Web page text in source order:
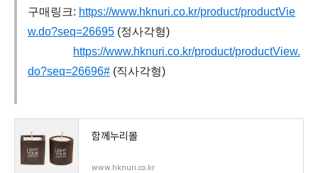
구매링크: https://www.hknuri.co.kr/product/productVie
w.do?seq=26695 (정사각형)
https://www.hknuri.co.kr/product/productView.
do?seq=26696# (직사각형)
함께누리몰
www.hknuri.co.kr